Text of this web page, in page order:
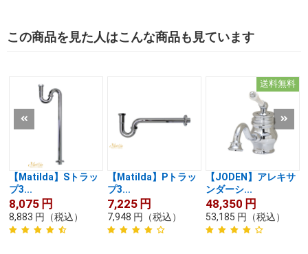
この商品を見た人はこんな商品も見ています
【Matilda】Sトラッ
プ3...
8,075 円
8,883 円 （税込）
【Matilda】Pトラッ
プ3...
7,225 円
7,948 円 （税込）
送料無料
【JODEN】アレキサ
ンダーシ...
48,350 円
53,185 円 （税込）